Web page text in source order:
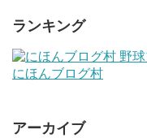
ランキング
にほんブログ村
アーカイブ